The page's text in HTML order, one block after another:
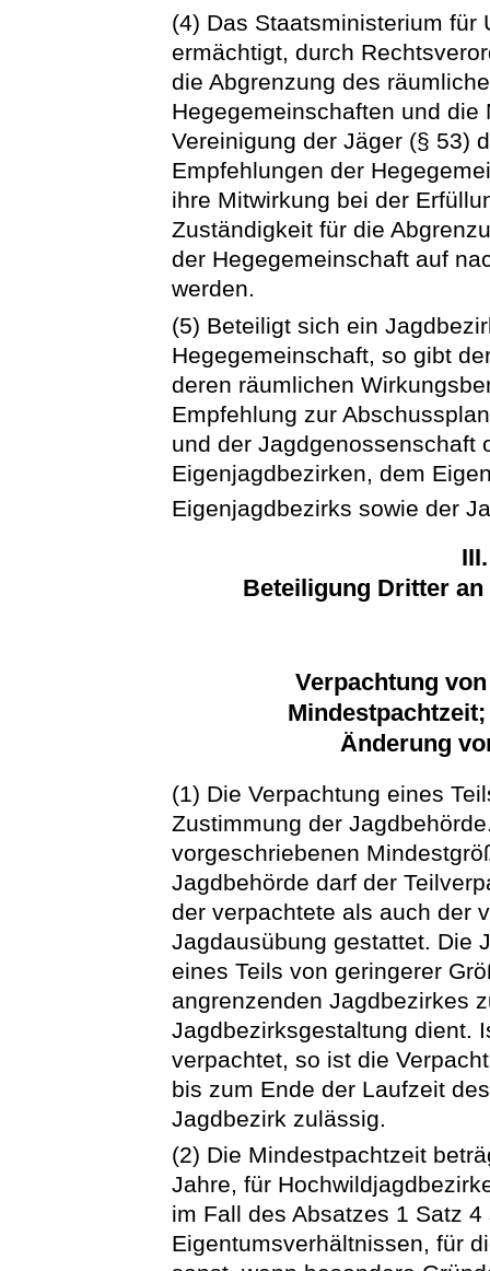
(4) Das Staatsministerium für
ermächtigt, durch
die Abgrenzung des
Hegegemeinschaften und
Vereinigung der Jäger (§ 53)
Empfehlungen der
ihre Mitwirkung bei der
Zuständigkeit für die
der Hegegemeinschaft auf
werden.
(5) Beteiligt sich ein
Hegegemeinschaft, so gibt
deren räumlichen
Empfehlung zur
und der Jagdgenossenschaft
Eigenjagdbezirken, dem
Eigenjagdbezirks sowie der
Beteiligung Dritter
Verpachtung
Änderung
(1) Die Verpachtung eines
Zustimmung der
vorgeschriebenen
Jagdbehörde darf der
der verpachtete als auch der
Jagdausübung gestattet. Die
eines Teils von geringerer
angrenzenden Jagdbezirkes
Jagdbezirksgestaltung dient.
verpachtet, so ist die
bis zum Ende der Laufzeit
Jagdbezirk zulässig.
(2) Die Mindestpachtzeit
Jahre, für
im Fall des Absatzes 1 Satz
Eigentumsverhältnissen, für